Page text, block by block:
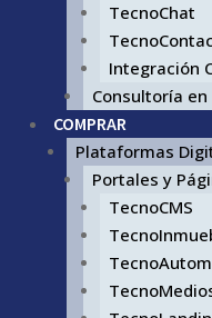
TecnoChat
Integración
Consultoría
COMPRAR
Plataformas
Portales y
TecnoCMS